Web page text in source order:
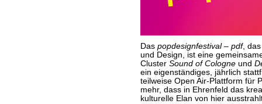
Das popdesignfestival – pdf,
und Design, ist eine
Cluster Sound of Cologne und
ein eigenständiges, jährlich
teilweise Open Air-Plattform für
mehr, dass in Ehrenfeld das
kulturelle Elan von hier